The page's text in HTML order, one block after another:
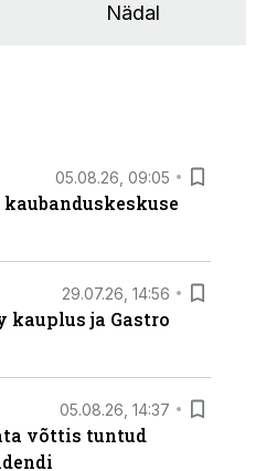
Nädal
05.08.26, 09:05
29.07.26, 14:56
kauplus ja Gastro
05.08.26, 14:37
võttis tuntud